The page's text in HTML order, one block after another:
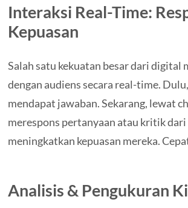
Interaksi Real-Time:
Kepuasan
Salah satu kekuatan besar dari
dengan audiens secara real-time.
mendapat jawaban. Sekarang, lewat
merespons pertanyaan atau kritik dari
meningkatkan kepuasan mereka.
Analisis & Pengukuran